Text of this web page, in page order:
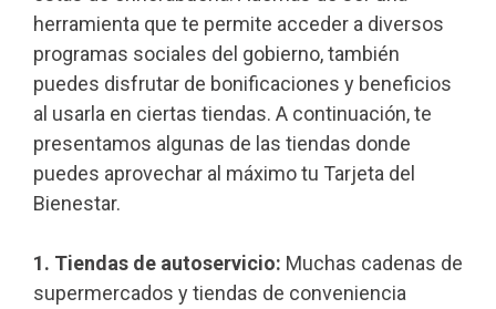
herramienta que te permite acceder a diversos
programas sociales del gobierno, también
puedes disfrutar de bonificaciones y beneficios
al usarla en ciertas tiendas. A continuación, te
presentamos algunas de las tiendas donde
puedes aprovechar al máximo tu Tarjeta del
Bienestar.
1. Tiendas de autoservicio: Muchas cadenas de
supermercados y tiendas de conveniencia